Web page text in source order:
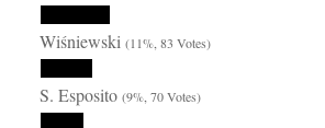
Wiśniewski(11%, 83 Votes)
S. Esposito(9%, 70 Votes)